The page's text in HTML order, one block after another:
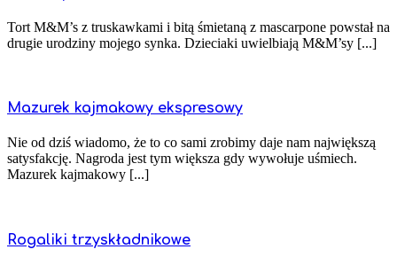
Tort M&M’s z truskawkami i bitą śmietaną z mascarpone powstał na
drugie urodziny mojego synka. Dzieciaki uwielbiają M&M’sy [...]
Mazurek kajmakowy ekspresowy
Nie od dziś wiadomo, że to co sami zrobimy daje nam największą
satysfakcję. Nagroda jest tym większa gdy wywołuje uśmiech.
Mazurek kajmakowy [...]
Rogaliki trzyskładnikowe